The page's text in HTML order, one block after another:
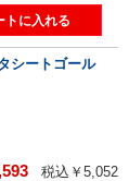
シートゴール
税込￥5,052